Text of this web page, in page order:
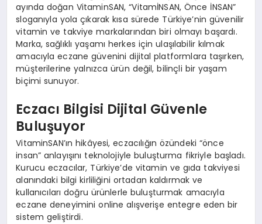
ayında doğan VitaminSAN, “VitamİNSAN, Önce İNSAN”
sloganıyla yola çıkarak kısa sürede Türkiye’nin güvenilir
vitamin ve takviye markalarından biri olmayı başardı.
Marka, sağlıklı yaşamı herkes için ulaşılabilir kılmak
amacıyla eczane güvenini dijital platformlara taşırken,
müşterilerine yalnızca ürün değil, bilinçli bir yaşam
biçimi sunuyor.
Eczacı Bilgisi Dijital Güvenle
Buluşuyor
VitaminSAN’ın hikâyesi, eczacılığın özündeki “önce
insan” anlayışını teknolojiyle buluşturma fikriyle başladı.
Kurucu eczacılar, Türkiye’de vitamin ve gıda takviyesi
alanındaki bilgi kirliliğini ortadan kaldırmak ve
kullanıcıları doğru ürünlerle buluşturmak amacıyla
eczane deneyimini online alışverişe entegre eden bir
sistem geliştirdi.